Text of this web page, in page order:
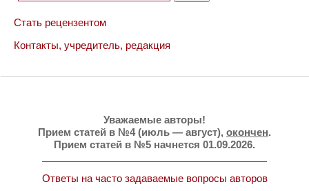
Стать рецензентом
Контакты, учредитель, редакция
Уважаемые авторы!
Прием статей в №4 (июль — август), окончен.
Прием статей в №5 начнется 01.09.2026.
Ответы на часто задаваемые вопросы авторов